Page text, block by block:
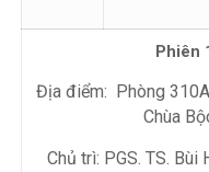
Phiên
Địa điểm: Phòng
Chùa
Chủ trì: PGS. TS.